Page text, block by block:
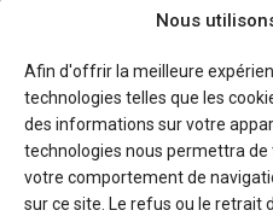
Nous
Afin d'offrir la meilleure
technologies telles que les
des informations sur votre
technologies nous permettra
votre comportement de
sur ce site. Le refus ou le
ENGLISH
Cette ressource est réalisée grâce
l’Ontario et du gouvernement du
Patrimoine canadien